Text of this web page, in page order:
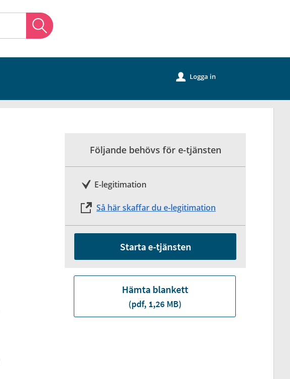
u Logga in
Följande behövs för e-tjänsten
E-legitimation
Så här skaffar du e-legitimation
Starta e-tjänsten
Hämta blankett
(pdf, 1,26 MB)